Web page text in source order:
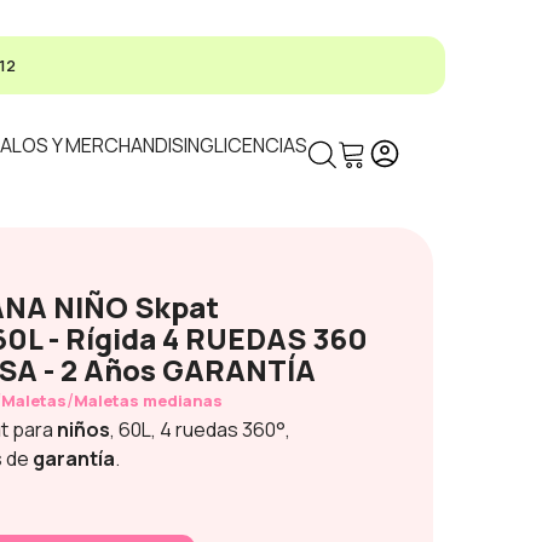
Y MERCHANDISINGLICENCIAS
NIÑO Skpat
- Rígida 4 RUEDAS 360
- 2 Años GARANTÍA
Maletas/Maletas medianas
para niños, 60L, 4 ruedas 360°,
de garantía.